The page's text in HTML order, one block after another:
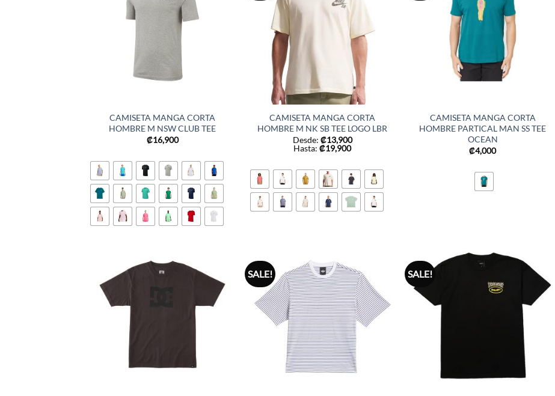
CAMISETA MANGA CORTA
HOMBRE M NSW CLUB TEE
₡16,900
CAMISETA MANGA CORTA
HOMBRE M NK SB TEE LOGO LBR
Desde: ₡13,900
Hasta:₡19,900
CAMISETA MANGA CORTA
HOMBRE PARTICAL MAN SS TEE
OCEAN
₡4,000
SALE! SALE!